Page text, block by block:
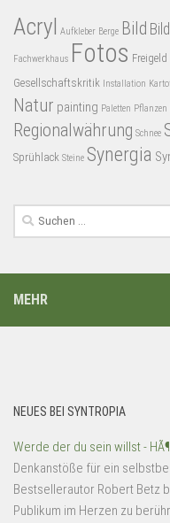
Acryl Aufkleber Berge Bild
Fachwerkhaus Fotos Freigeld
Gesellschaftskritik Installation
Natur painting Paletten Pflanzen
Regionalwährung Schnee
Sprühlack Steine Synergia
Suchen
nach:
MEHR
NEUES BEI SYNTROPIA
Werde der du sein willst -
Denkanstöße für ein
Bestsellerautor Robert Betz
Publikum im Herzen zu